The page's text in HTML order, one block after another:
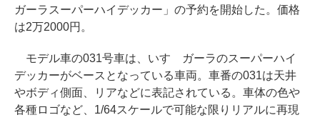
ガーラスーパーハイデッカー」の予約を開始した。価格
は2万2000円。
モデル車の031号車は、いすゞガーラのスーパーハイ
デッカーがベースとなっている車両。車番の031は天井
やボディ側面、リアなどに表記されている。車体の色や
各種ロゴなど、1/64スケールで可能な限りリアルに再現